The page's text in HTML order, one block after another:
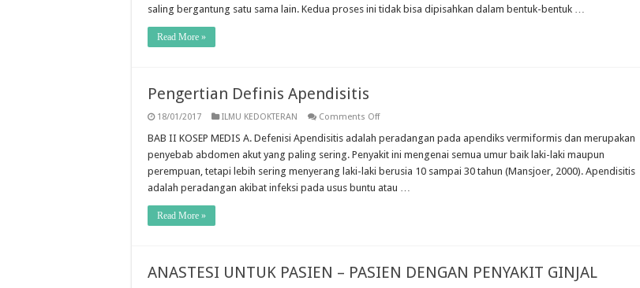
saling bergantung satu sama lain. Kedua proses ini tidak bisa dipisahkan dalam bentuk-bentuk …
Read More »
Pengertian Definis Apendisitis
18/01/2017 ILMU KEDOKTERAN Comments Offon
Definis
Apendisitis
BAB II KOSEP MEDIS A. Defenisi Apendisitis adalah peradangan pada apendiks vermiformis dan merupakan
penyebab abdomen akut yang paling sering. Penyakit ini mengenai semua umur baik laki-laki maupun
perempuan, tetapi lebih sering menyerang laki-laki berusia 10 sampai 30 tahun (Mansjoer, 2000). Apendisitis
adalah peradangan akibat infeksi pada usus buntu atau …
Read More »
ANASTESI UNTUK PASIEN – PASIEN DENGAN PENYAKIT GINJAL